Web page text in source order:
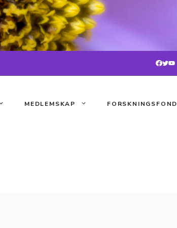
MEDLEMSKAP FORSKNINGSFOND